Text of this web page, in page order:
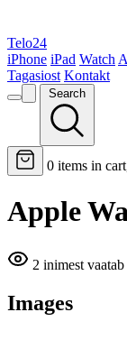
Telo24
iPhone iPad Watch
Tagasiost Kontakt
Search
0 items in
Apple
2 inimest
Images